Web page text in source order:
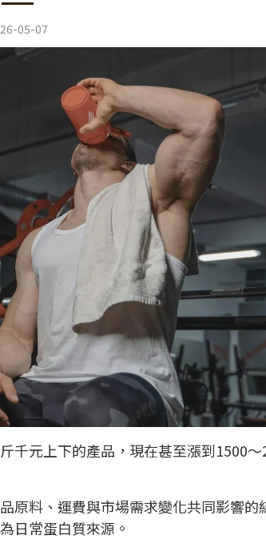
05-07
千元上下的產品，現在甚至漲到1500
原料、運費與市場需求變化共同影響的
日常蛋白質來源。